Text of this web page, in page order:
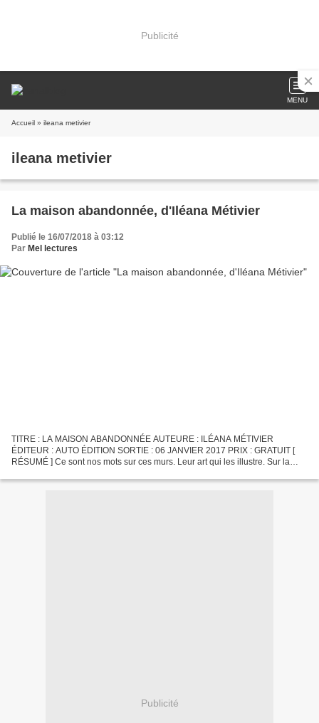
Publicité
MENU
Accueil » ileana metivier
ileana metivier
La maison abandonnée, d'Iléana Métivier
Publié le 16/07/2018 à 03:12
Par Mel lectures
TITRE : LA MAISON ABANDONNÉE AUTEURE : ILÉANA MÉTIVIER
ÉDITEUR : AUTO ÉDITION SORTIE : 06 JANVIER 2017 PRIX : GRATUIT [
RÉSUMÉ ] Ce sont nos mots sur ces murs. Leur art qui les illustre. Sur la
Publicité